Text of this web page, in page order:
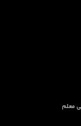
معلم